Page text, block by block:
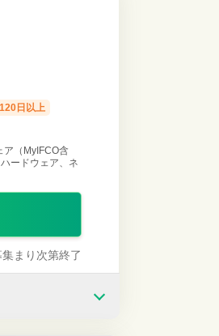
日以上
（MyIFCO含
ードウェア、ネ
集まり次第終了